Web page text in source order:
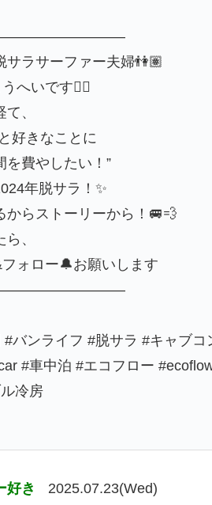
サラサーファー夫婦👫🏽
へいです✌🏽
、
好きなことに
を費やしたい！”
年脱サラ！✨
からストーリーから！🚐💨
、
ォロー🔔お願いします
#バンライフ #脱サラ #キャブ
#車中泊 #エコフロー
冷房
好き 2025.07.23(Wed)